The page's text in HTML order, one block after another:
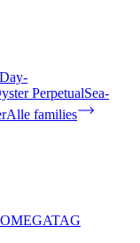
Day-
PerpetualSea-
Alle families
OMEGATAG